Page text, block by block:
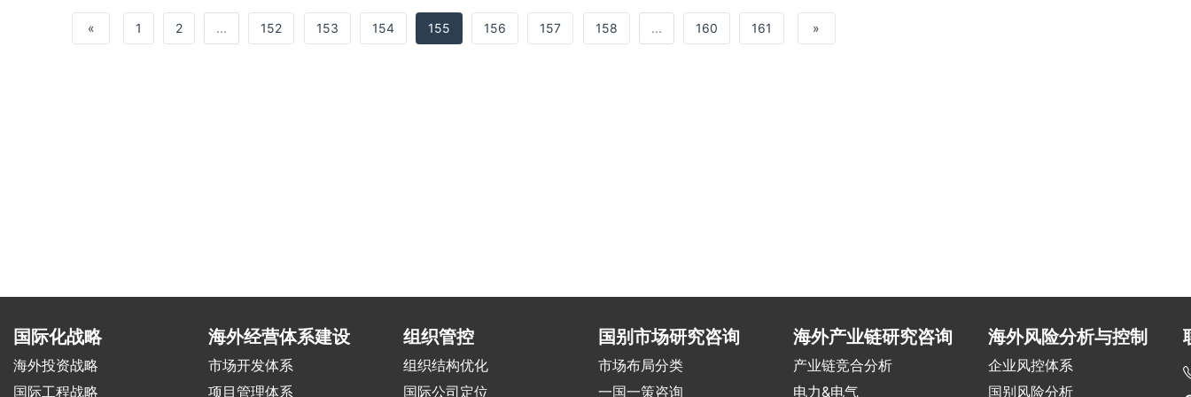
« 1 2 ... 152 153 154 155 156 157 158 ... 160 161 »
国际化战略
海外投资战略
国际工程战略
海外经营体系建设
市场开发体系
项目管理体系
组织管控
组织结构优化
国际公司定位
国别市场研究咨询
市场布局分类
一国一策咨询
海外产业链研究咨询
产业链竞合分析
电力&电气
海外风险分析与控制
企业风控体系
国别风险分析